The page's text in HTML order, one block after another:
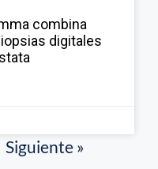
combina
digitales
Siguiente »